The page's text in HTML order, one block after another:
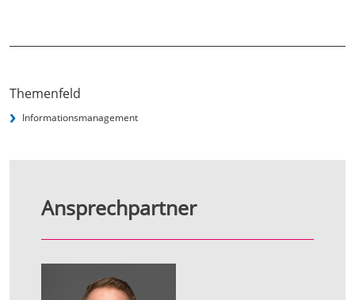
Themenfeld
Informationsmanagement
Ansprechpartner